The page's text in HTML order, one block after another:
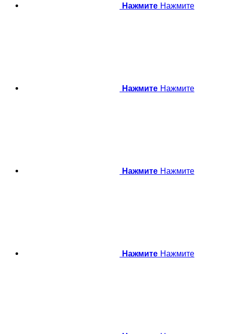
Нажмите Нажмите
Нажмите Нажмите
Нажмите Нажмите
Нажмите Нажмите